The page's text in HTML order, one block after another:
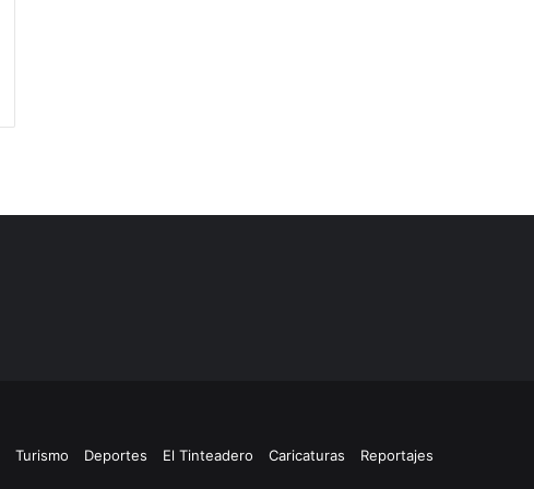
Turismo Deportes El Tinteadero Caricaturas Reportajes